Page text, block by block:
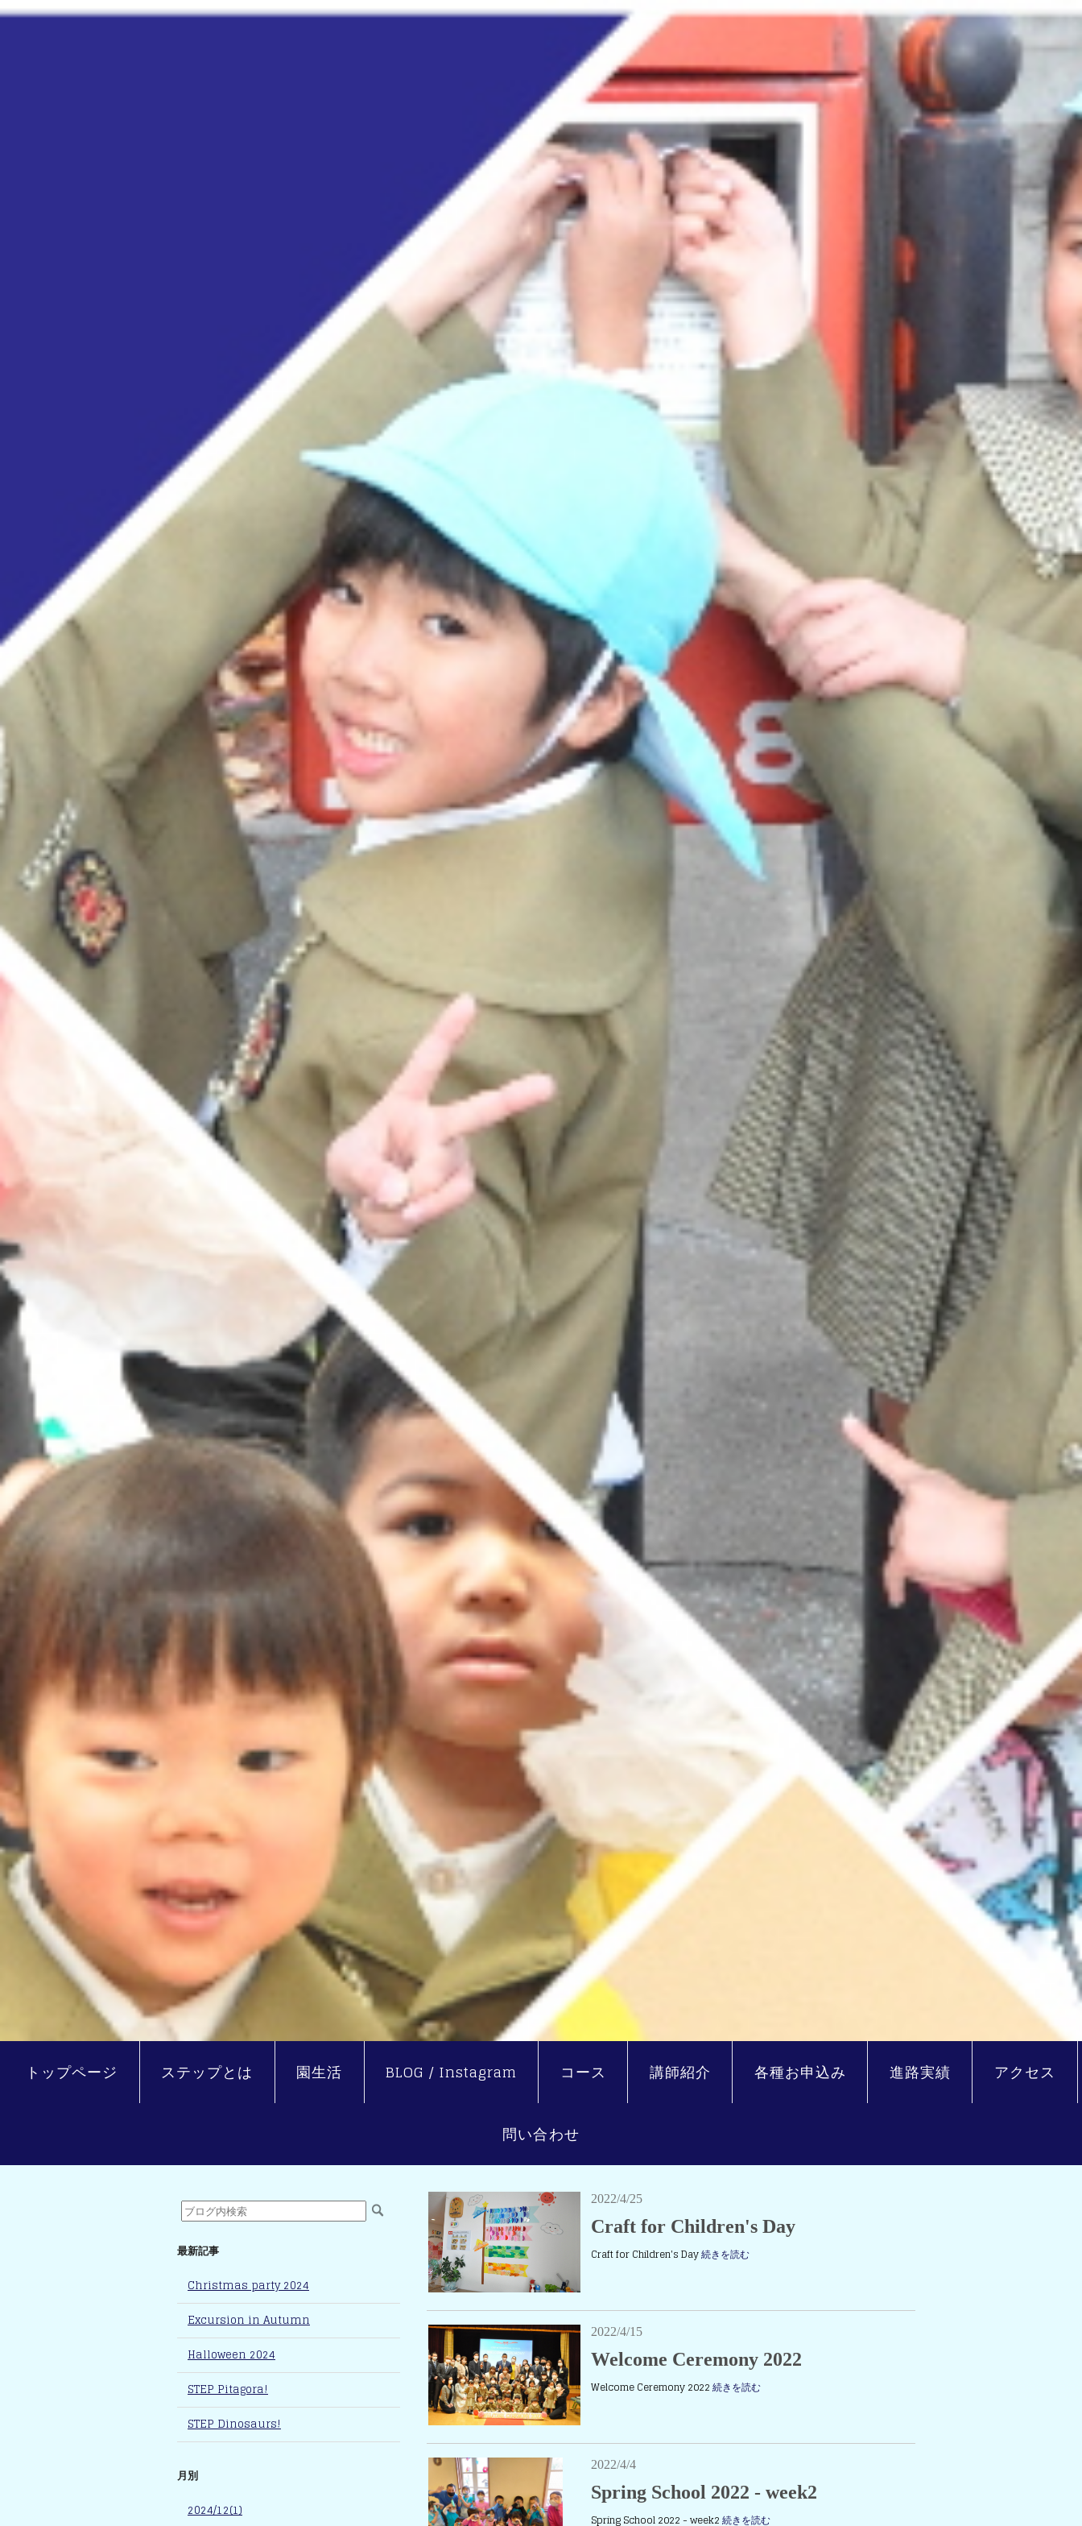
トップページ ステップとは 園生活 BLOG / Instagram コース 講師紹介 各種お申込み 進路実績 アクセス
問い合わせ
最新記事
Christmas party 2024
Excursion in Autumn
Halloween 2024
STEP Pitagora!
STEP Dinosaurs!
月別
2024/12(1)
2022/4/25
Craft for Children's Day
Craft for Children's Day続きを読む
2022/4/15
Welcome Ceremony 2022
Welcome Ceremony 2022続きを読む
2022/4/4
Spring School 2022 - week2
Spring School 2022 - week2続きを読む